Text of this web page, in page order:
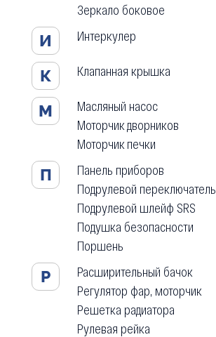
Зеркало боковое
И Интеркулер
К Клапанная крышка
М
Масляный насос
Моторчик дворников
Моторчик печки
П
Панель приборов
Подрулевой переключатель
Подрулевой шлейф SRS
Подушка безопасности
Поршень
Р
Расширительный бачок
Регулятор фар, моторчик
Решетка радиатора
Рулевая рейка